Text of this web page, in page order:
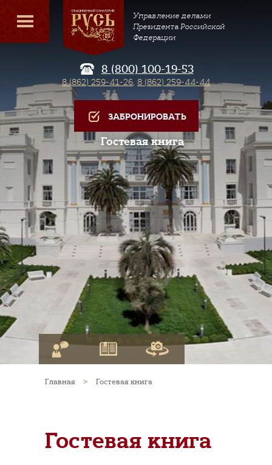
Управление делами
Президента Российской
Федерации
8 (800) 100-19-53
8 (862) 259-41-26, 8 (862) 259-44-44
ЗАБРОНИРОВАТЬ
Гостевая книга
Главная > Гостевая книга
Гостевая книга